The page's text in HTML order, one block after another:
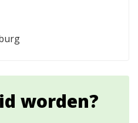
worden?